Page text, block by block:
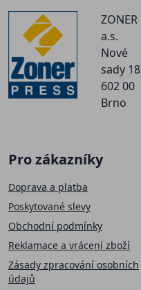
ZONER
a.s.
Nové
sady 18
602 00
Brno
Pro zákazníky
Doprava a platba
Poskytované slevy
Obchodní podmínky
Reklamace a vrácení zboží
Zásady zpracování osobních
údajů